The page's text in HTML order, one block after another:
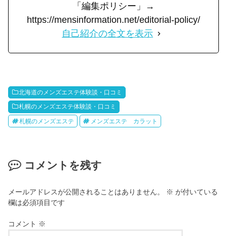
「編集ポリシー」→
https://mensinformation.net/editorial-policy/
自己紹介の全文を表示
北海道のメンズエステ体験談・口コミ
札幌のメンズエステ体験談・口コミ
札幌のメンズエステ メンズエステ カラット
コメントを残す
メールアドレスが公開されることはありません。 ※ が付いている
欄は必須項目です
コメント ※